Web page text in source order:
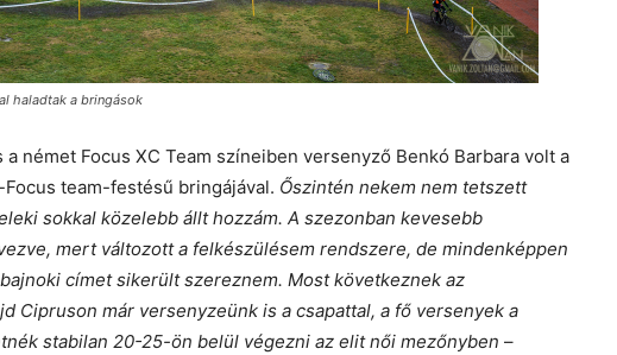
haladtak a bringások
német Focus XC Team színeiben versenyző Benkó Barbara volt a
team-festésű bringájával. Őszintén nekem nem tetszett
sokkal közelebb állt hozzám. A szezonban kevesebb
mert változott a felkészülésem rendszere, de mindenképpen
címet sikerült szereznem. Most következnek az
Cipruson már versenyzeünk is a csapattal, a fő versenyek a
stabilan 20-25-ön belül végezni az elit női mezőnyben –